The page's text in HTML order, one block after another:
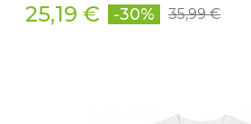
25,19 € -30% 35,99 €